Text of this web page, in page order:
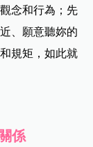
念和行為；先
、願意聽妳的
規矩，如此就
係